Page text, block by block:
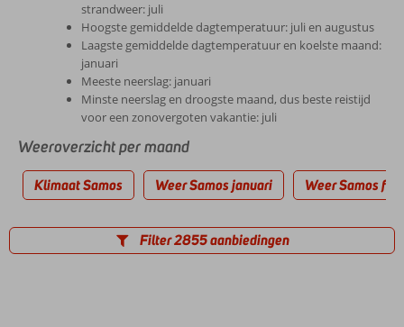
strandweer: juli
Hoogste gemiddelde dagtemperatuur: juli en augustus
Laagste gemiddelde dagtemperatuur en koelste maand:
januari
Meeste neerslag: januari
Minste neerslag en droogste maand, dus beste reistijd
voor een zonovergoten vakantie: juli
Weeroverzicht per maand
Klimaat Samos Weer Samos januari Weer Samos
Filter 2855 aanbiedingen